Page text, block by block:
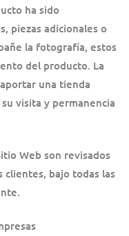
ha sido
piezas adicionales o
la fotografía, estos
del producto. La
una tienda
visita y permanencia
Web son revisados
clientes, bajo todas las